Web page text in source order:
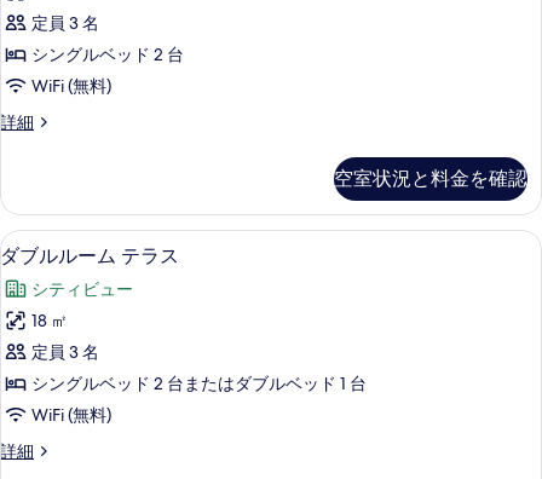
室
の
り
込
件
ノ
ミ
ー
ル
ー
の
す
べ
て
の
写
真
を
表
定員 3 名
シングルベッド 2 台
WiFi (無料)
詳細
エ
ー
ル
ー
ム
の
詳
空室状況と料金を確認
ダ
ブ
ル
ル
ー
ム
テ
ラ
ダブルルーム テラス | 羽毛の掛け布
10
ダブルルーム テラス
シティビュー
18 ㎡
定員 3 名
シングルベッド 2 台またはダブルベッド 1 台
WiFi (無料)
詳細
ダ